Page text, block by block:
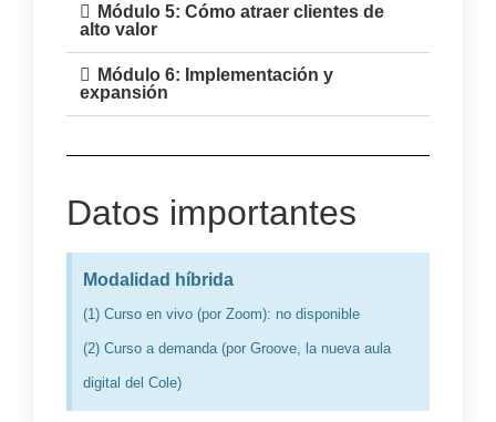
Módulo 5: Cómo atraer clientes de
alto valor
Módulo 6: Implementación y
expansión
Datos importantes
Modalidad híbrida
(1) Curso en vivo (por Zoom): no disponible
(2) Curso a demanda (por Groove, la nueva aula
digital del Cole)